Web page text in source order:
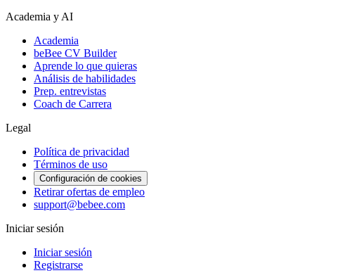
Academia y AI
Academia
beBee CV Builder
Aprende lo que quieras
Análisis de habilidades
Prep. entrevistas
Coach de Carrera
Legal
Política de privacidad
Términos de uso
Configuración de cookies
Retirar ofertas de empleo
support@bebee.com
Iniciar sesión
Iniciar sesión
Registrarse